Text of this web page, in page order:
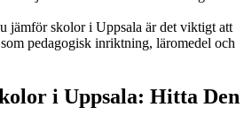
jämför skolor i Uppsala är det viktigt att
pedagogisk inriktning, läromedel och
i Uppsala: Hitta Den